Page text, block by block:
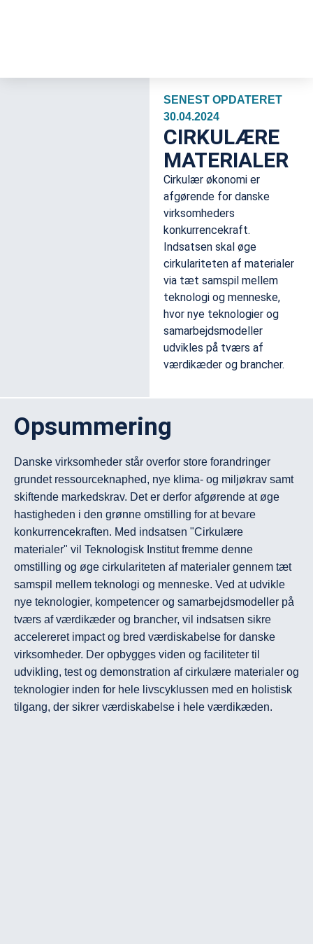
SENEST OPDATERET
30.04.2024
CIRKULÆRE
MATERIALER
Cirkulær økonomi er
afgørende for danske
virksomheders
konkurrencekraft.
Indsatsen skal øge
cirkulariteten af materialer
via tæt samspil mellem
teknologi og menneske,
hvor nye teknologier og
samarbejdsmodeller
udvikles på tværs af
værdikæder og brancher.
Opsummering
Danske virksomheder står overfor store forandringer
grundet ressourceknaphed, nye klima- og miljøkrav samt
skiftende markedskrav. Det er derfor afgørende at øge
hastigheden i den grønne omstilling for at bevare
konkurrencekraften. Med indsatsen "Cirkulære
materialer" vil Teknologisk Institut fremme denne
omstilling og øge cirkulariteten af materialer gennem tæt
samspil mellem teknologi og menneske. Ved at udvikle
nye teknologier, kompetencer og samarbejdsmodeller på
tværs af værdikæder og brancher, vil indsatsen sikre
accelereret impact og bred værdiskabelse for danske
virksomheder. Der opbygges viden og faciliteter til
udvikling, test og demonstration af cirkulære materialer og
teknologier inden for hele livscyklussen med en holistisk
tilgang, der sikrer værdiskabelse i hele værdikæden.